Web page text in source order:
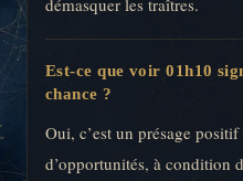
Est-ce que voir 01h10
chance ?
Oui, c’est un présage
d’opportunités, à condition